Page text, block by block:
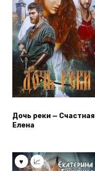
Дочь реки — Счастная
Елена